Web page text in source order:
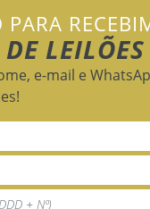
PARA
LEILÕES
e-mail e